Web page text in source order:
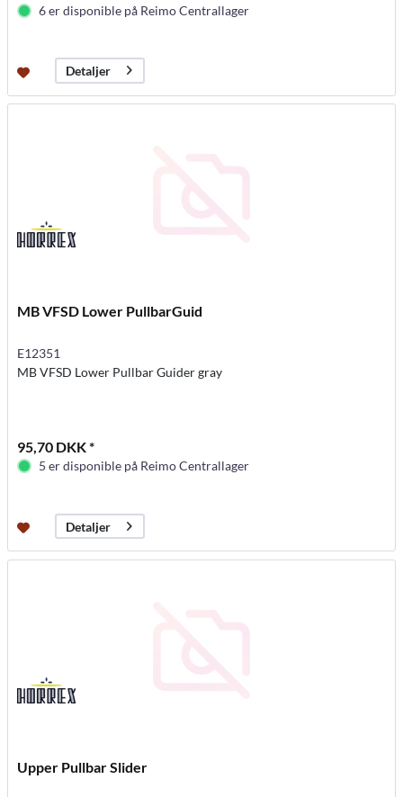
6 er disponible på Reimo Centrallager
Detaljer
MB VFSD Lower PullbarGuid
E12351
MB VFSD Lower Pullbar Guider gray
95,70 DKK *
5 er disponible på Reimo Centrallager
Detaljer
Upper Pullbar Slider